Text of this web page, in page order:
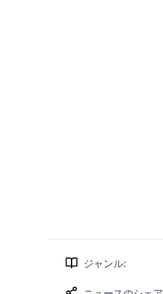
ジャンル: